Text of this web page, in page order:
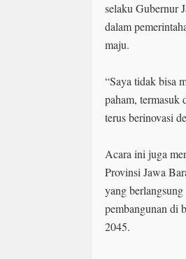
selaku Gubernur
dalam
maju.
“Saya tidak bisa
paham, termasuk
terus berinovasi
Acara ini juga
Provinsi Jawa
yang
pembangunan di
2045.